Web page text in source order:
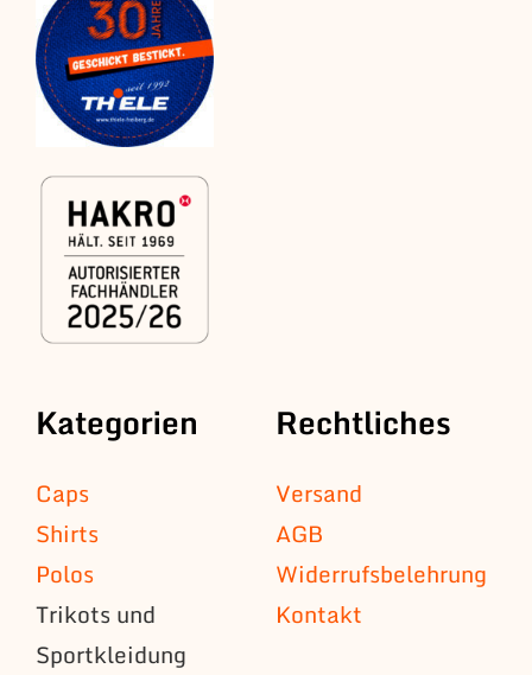
Kategorien
Caps
Shirts
Polos
Trikots und
Sportkleidung
Rechtliches
Versand
AGB
Widerrufsbelehrung
Kontakt